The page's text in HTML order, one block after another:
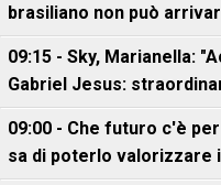
brasiliano non può
09:15 - Sky, Marianella:
Gabriel Jesus:
09:00 - Che futuro c'è
sa di poterlo valorizzare